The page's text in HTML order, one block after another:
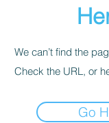
We can’t find the
Check the URL, or
Go